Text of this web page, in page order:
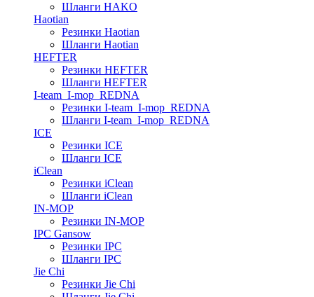
Шланги HAKO
Haotian
Резинки Haotian
Шланги Haotian
HEFTER
Резинки HEFTER
Шланги HEFTER
I-team_I-mop_REDNA
Резинки I-team_I-mop_REDNA
Шланги I-team_I-mop_REDNA
ICE
Резинки ICE
Шланги ICE
iClean
Резинки iClean
Шланги iClean
IN-MOP
Резинки IN-MOP
IPC Gansow
Резинки IPC
Шланги IPC
Jie Chi
Резинки Jie Chi